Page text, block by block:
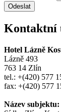
Odeslat
Kontaktní
Hotel Lázně
Lázně 493
763 14 Zlín
tel.: +(420) 577
fax: +(420) 577
Název